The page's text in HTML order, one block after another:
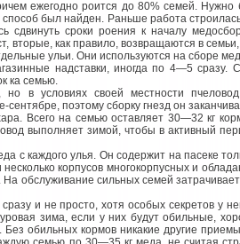
ежегодно роится до 80% семей. Нужно
был найден. Раньше работа
сдвинуть сроки роения к началу
вторые, как правило, возвращаются в
ульи. Они используются на сборе
надставки, иногда по 4—5 сразу.
ка семью.
но в условиях своей местности
поэтому сборку гнезд он
Всего на семью оставляет 30—32 кг
выполняет зимой, чтобы в активный
с каждого улья. Он содержит на пасеке
корпусов многокорпусных и
На обслуживание сильных семей
и не просто, хотя особых секретов у
зима, если у них будут обильные,
обильных кормов никакие другие